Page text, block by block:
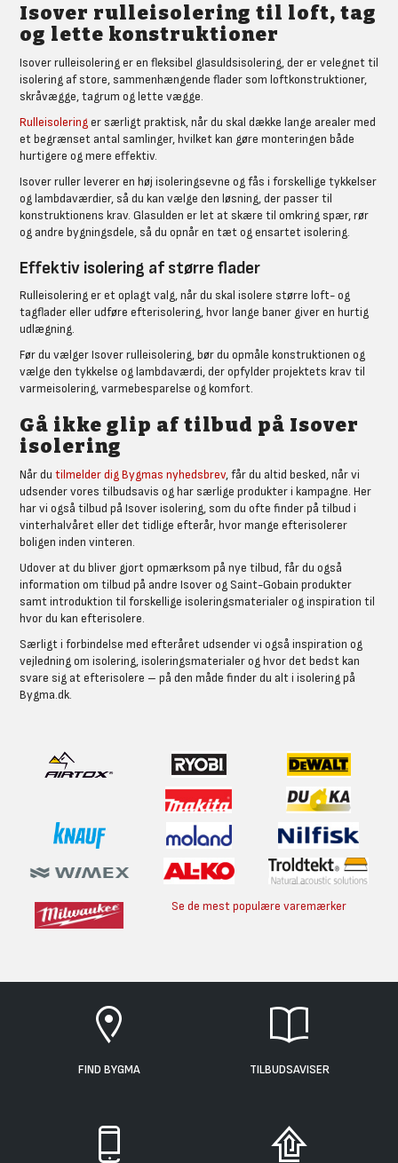
Isover rulleisolering til loft, tag
og lette konstruktioner
Isover rulleisolering er en fleksibel glasuldsisolering, der er velegnet til
isolering af store, sammenhængende flader som loftkonstruktioner,
skråvægge, tagrum og lette vægge.
Rulleisoleringer særligt praktisk, når du skal dække lange arealer med
et begrænset antal samlinger, hvilket kan gøre monteringen både
hurtigere og mere effektiv.
Isover ruller leverer en høj isoleringsevne og fås i forskellige tykkelser
og lambdaværdier, så du kan vælge den løsning, der passer til
konstruktionens krav. Glasulden er let at skære til omkring spær, rør
og andre bygningsdele, så du opnår en tæt og ensartet isolering.
Effektiv isolering af større flader
Rulleisolering er et oplagt valg, når du skal isolere større loft- og
tagflader eller udføre efterisolering, hvor lange baner giver en hurtig
udlægning.
Før du vælger Isover rulleisolering, bør du opmåle konstruktionen og
vælge den tykkelse og lambdaværdi, der opfylder projektets krav til
varmeisolering, varmebesparelse og komfort.
Gå ikke glip af tilbud på Isover
isolering
Når du tilmelder dig Bygmas nyhedsbrev, får du altid besked, når vi
udsender vores tilbudsavis og har særlige produkter i kampagne. Her
har vi også tilbud på Isover isolering, som du ofte finder på tilbud i
vinterhalvåret eller det tidlige efterår, hvor mange efterisolerer
boligen inden vinteren.
Udover at du bliver gjort opmærksom på nye tilbud, får du også
information om tilbud på andre Isover og Saint-Gobain produkter
samt introduktion til forskellige isoleringsmaterialer og inspiration til
hvor du kan efterisolere.
Særligt i forbindelse med efteråret udsender vi også inspiration og
vejledning om isolering, isoleringsmaterialer og hvor det bedst kan
svare sig at efterisolere – på den måde finder du alt i isolering på
Bygma.dk.
Se de mest populære varemærker
FIND BYGMA TILBUDSAVISER